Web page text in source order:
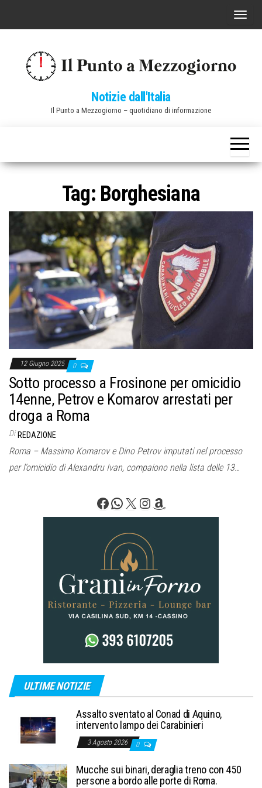
C
a
v
a
Notizie dall'Italia
Il Punto a Mezzogiorno – quotidiano di informazione
Tag: Borghesiana
12 Giugno 2025 0
Sotto processo a Frosinone per omicidio
14enne, Petrov e Komarov arrestati per
droga a Roma
Di REDAZIONE
Roma – Massimo Komarov e Dino Petrov imputati nel processo
per l’omicidio di Alexandru Ivan, compaiono nella lista delle 13…
Facebook
WhatsApp
X Instagram
Amazon
ULTIME NOTIZIE
Assalto sventato al Conad di Aquino,
intervento lampo dei Carabinieri
3 Agosto 2026 0
Mucche sui binari, deraglia treno con 450
persone a bordo alle porte di Roma.